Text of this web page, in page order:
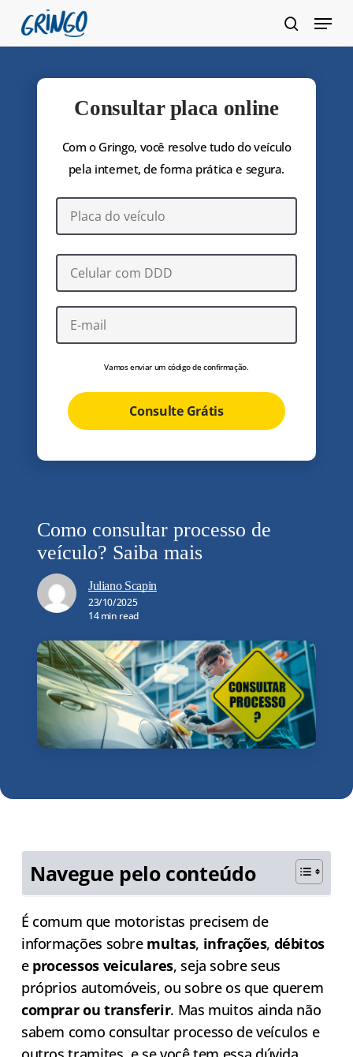
Pular
para
conteúdo
Menu
Consultar placa online
Com o Gringo, você resolve tudo do veículo
pela internet, de forma prática e segura.
Vamos enviar um código de confirmação.
Consulte Grátis
Como consultar processo de
veículo? Saiba mais
Juliano Scapin
23/10/2025
14 min read
Navegue pelo conteúdo
É comum que motoristas precisem de
informações sobre multas, infrações, débitos
e processos veiculares, seja sobre seus
próprios automóveis, ou sobre os que querem
comprar ou transferir. Mas muitos ainda não
sabem como consultar processo de veículos e